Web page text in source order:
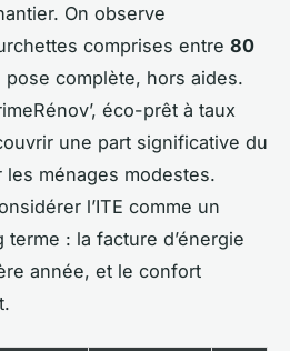
On observe
comprises entre 80
pose complète, hors aides.
éco-prêt à taux
une part significative du
ménages modestes.
l’ITE comme un
: la facture d’énergie
année, et le confort